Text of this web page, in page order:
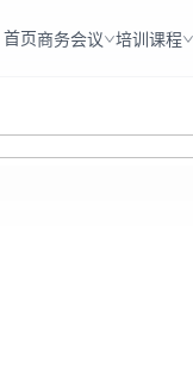
首页商务会议 培训课程